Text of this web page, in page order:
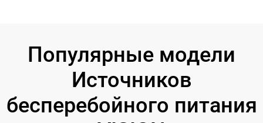
Популярные модели
Источников
бесперебойного питания